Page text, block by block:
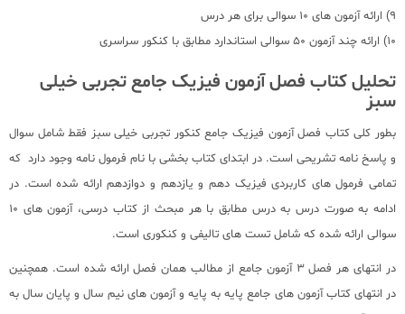
9) ارائه آزمون های 10 سوالی برای هر درس
10) ارائه چند آزمون 50 سوالی استاندارد مطابق با کنکور سراسری
تحلیل کتاب فصل آزمون فیزیک جامع تجربی خیلی
سبز
بطور کلی کتاب فصل آزمون فیزیک جامع کنکور تجربی خیلی سبز فقط شامل سوال
و پاسخ نامه تشریحی است. در ابتدای کتاب بخشی با نام فرمول نامه وجود دارد که
تمامی فرمول های کاربردی فیزیک دهم و یازدهم و دوازدهم ارائه شده است. در
ادامه به صورت درس به درس مطابق با هر مبحث از کتاب درسی، آزمون های 10
سوالی ارائه شده که شامل تست های تالیفی و کنکوری است.
در انتهای هر فصل 3 آزمون جامع از مطالب همان فصل ارائه شده است. همچنین
در انتهای کتاب آزمون های جامع پایه به پایه و آزمون های نیم سال و پایان سال به